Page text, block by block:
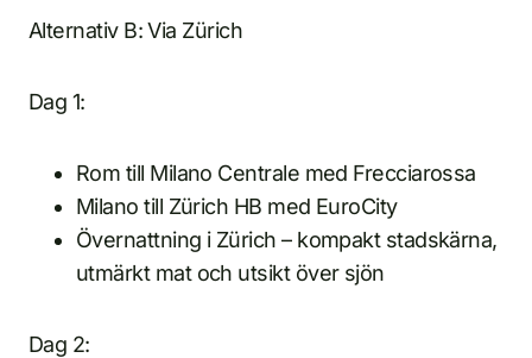
Alternativ B: Via Zürich
Dag 1:
Rom till Milano Centrale med Frecciarossa
Milano till Zürich HB med EuroCity
Övernattning i Zürich – kompakt stadskärna,
utmärkt mat och utsikt över sjön
Dag 2: